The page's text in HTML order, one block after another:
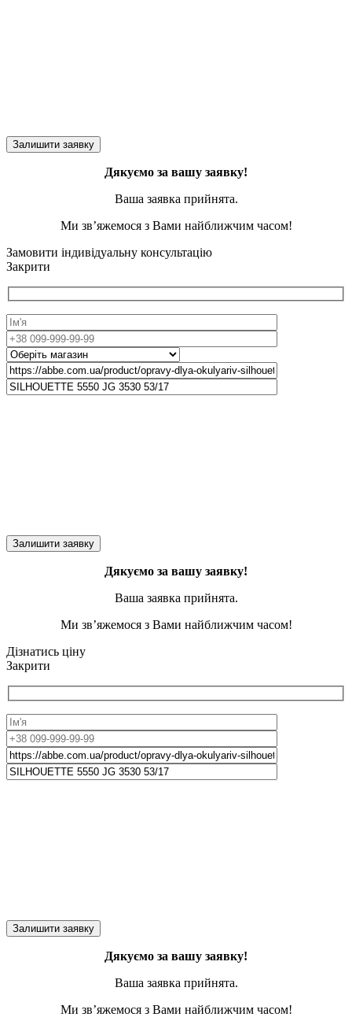
Дякуємо за вашу заявку!
Ваша заявка прийнята.
Ми зв’яжемося з Вами найближчим часом!
Замовити індивідуальну консультацію
Закрити
Дякуємо за вашу заявку!
Ваша заявка прийнята.
Ми зв’яжемося з Вами найближчим часом!
Дізнатись ціну
Закрити
Дякуємо за вашу заявку!
Ваша заявка прийнята.
Ми зв’яжемося з Вами найближчим часом!